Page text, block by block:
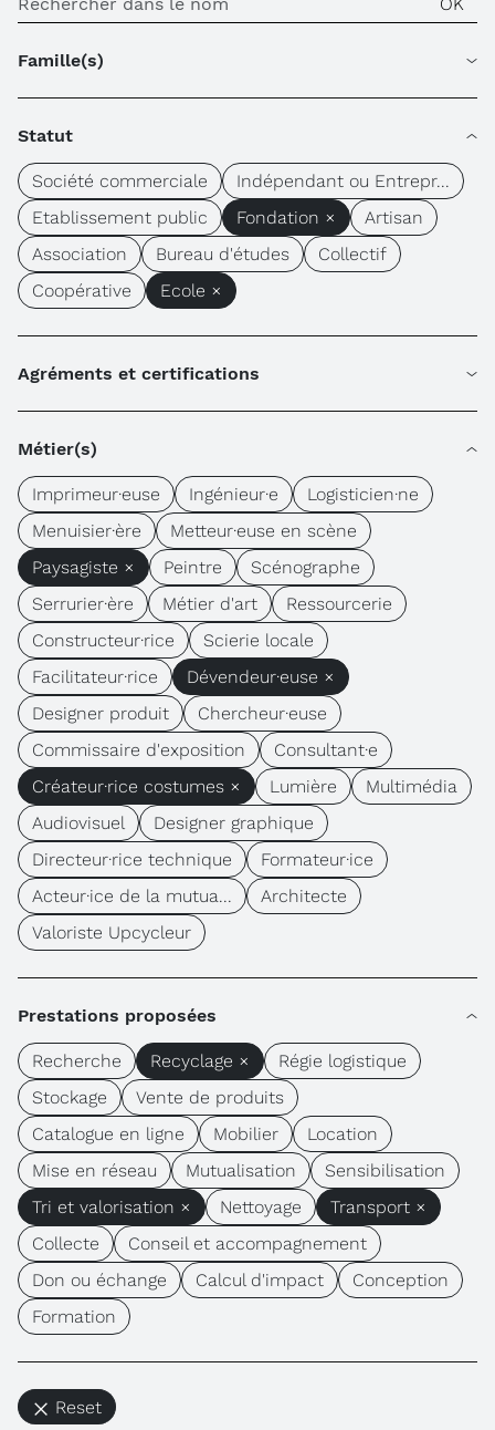
Famille(s)
Statut
Société commerciale
Indépendant ou Entrepr...
Etablissement public
Fondation ×
Artisan
Association
Bureau d'études
Collectif
Coopérative
Ecole ×
Agréments et certifications
Métier(s)
Imprimeur·euse Ingénieur·e
Logisticien·ne
Menuisier·ère
Metteur·euse en scène
Paysagiste ×
Peintre
Scénographe
Serrurier·ère
Métier d'art
Ressourcerie
Constructeur·rice
Scierie locale
Facilitateur·rice
Dévendeur·euse ×
Designer produit
Chercheur·euse
Commissaire d'exposition
Consultant·e
Créateur·rice costumes ×
Lumière
Multimédia
Audiovisuel
Designer graphique
Directeur·rice technique
Formateur·ice
Acteur·ice de la mutua...
Architecte
Valoriste Upcycleur
Prestations proposées
Recherche Recyclage ×
Régie logistique
Stockage
Vente de produits
Catalogue en ligne
Mobilier
Location
Mise en réseau
Mutualisation
Sensibilisation
Tri et valorisation ×
Nettoyage
Transport ×
Collecte
Conseil et accompagnement
Don ou échange
Calcul d'impact
Conception
Formation
Reset